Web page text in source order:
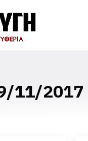
11/2017